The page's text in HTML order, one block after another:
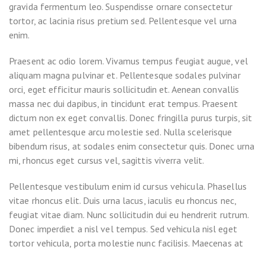
gravida fermentum leo. Suspendisse ornare consectetur
tortor, ac lacinia risus pretium sed. Pellentesque vel urna
enim.
Praesent ac odio lorem. Vivamus tempus feugiat augue, vel
aliquam magna pulvinar et. Pellentesque sodales pulvinar
orci, eget efficitur mauris sollicitudin et. Aenean convallis
massa nec dui dapibus, in tincidunt erat tempus. Praesent
dictum non ex eget convallis. Donec fringilla purus turpis, sit
amet pellentesque arcu molestie sed. Nulla scelerisque
bibendum risus, at sodales enim consectetur quis. Donec urna
mi, rhoncus eget cursus vel, sagittis viverra velit.
Pellentesque vestibulum enim id cursus vehicula. Phasellus
vitae rhoncus elit. Duis urna lacus, iaculis eu rhoncus nec,
feugiat vitae diam. Nunc sollicitudin dui eu hendrerit rutrum.
Donec imperdiet a nisl vel tempus. Sed vehicula nisl eget
tortor vehicula, porta molestie nunc facilisis. Maecenas at